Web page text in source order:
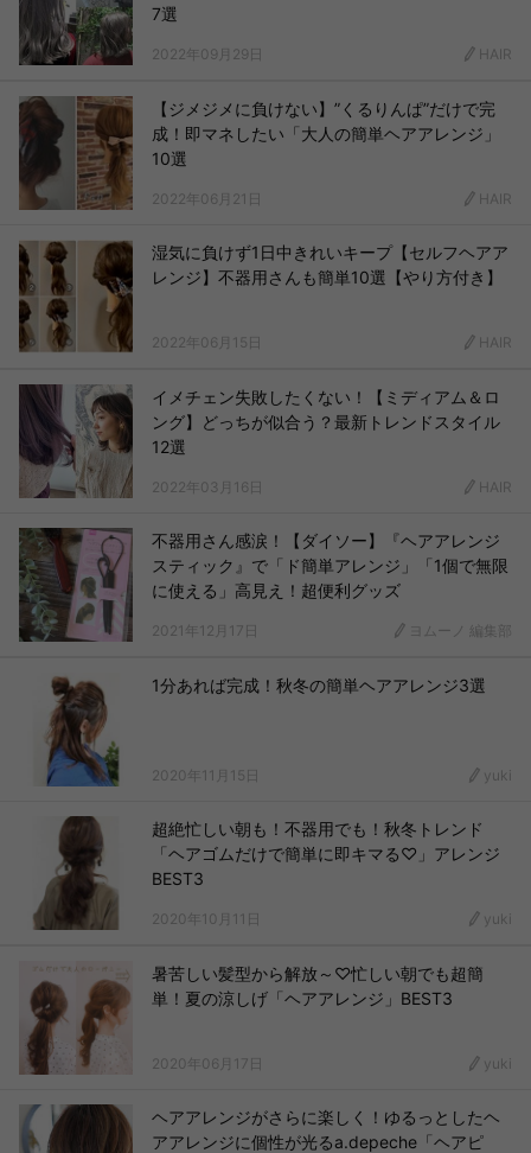
7選
2022年09月29日 HAIR
【ジメジメに負けない】”くるりんぱ”だけで完
成！即マネしたい「大人の簡単ヘアアレンジ」
10選
2022年06月21日 HAIR
湿気に負けず1日中きれいキープ【セルフヘアア
レンジ】不器用さんも簡単10選【やり方付き】
2022年06月15日 HAIR
イメチェン失敗したくない！【ミディアム＆ロ
ング】どっちが似合う？最新トレンドスタイル
12選
2022年03月16日 HAIR
不器用さん感涙！【ダイソー】『ヘアアレンジ
スティック』で「ド簡単アレンジ」「1個で無限
に使える」高見え！超便利グッズ
2021年12月17日 ヨムーノ 編集部
1分あれば完成！秋冬の簡単ヘアアレンジ3選
2020年11月15日 yuki
超絶忙しい朝も！不器用でも！秋冬トレンド
「ヘアゴムだけで簡単に即キマる♡」アレンジ
BEST3
2020年10月11日 yuki
暑苦しい髪型から解放～♡忙しい朝でも超簡
単！夏の涼しげ「ヘアアレンジ」BEST3
2020年06月17日 yuki
ヘアアレンジがさらに楽しく！ゆるっとしたヘ
アアレンジに個性が光るa.depeche「ヘアピ